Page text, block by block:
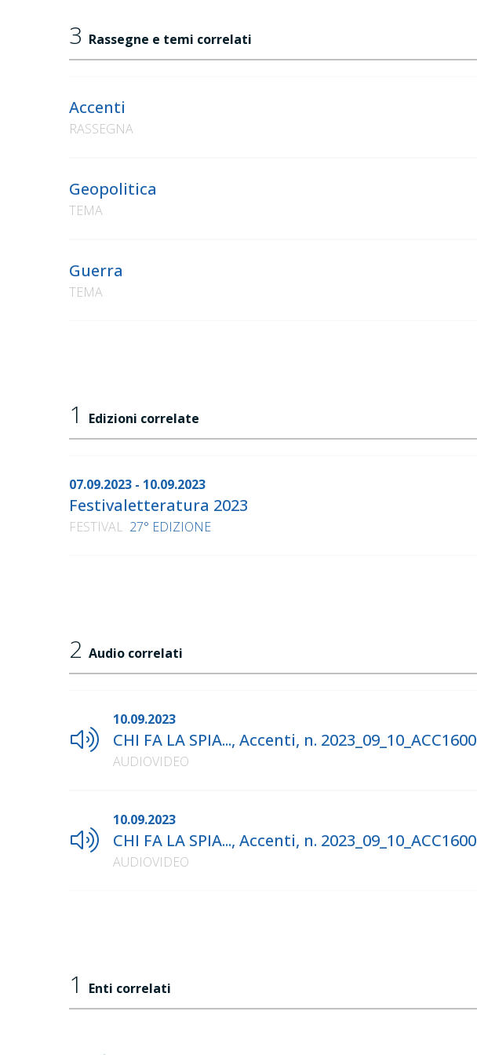
3 Rassegne e temi correlati
Accenti
RASSEGNA
Geopolitica
TEMA
Guerra
TEMA
1 Edizioni correlate
07.09.2023 - 10.09.2023
Festivaletteratura 2023
FESTIVAL 27° EDIZIONE
2 Audio correlati
10.09.2023
CHI FA LA SPIA..., Accenti, n. 2023_09_10_ACC1600
AUDIOVIDEO
10.09.2023
CHI FA LA SPIA..., Accenti, n. 2023_09_10_ACC1600
AUDIOVIDEO
1 Enti correlati